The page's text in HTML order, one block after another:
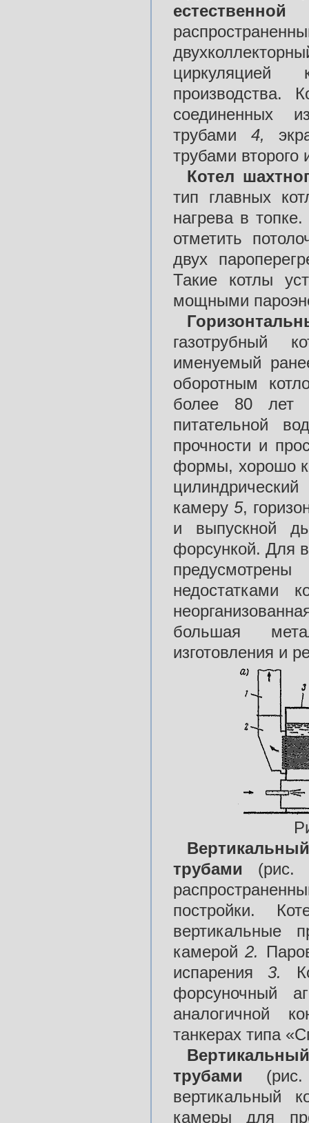
циркуляцией
производства.
соединенных
трубами 4,
трубами второго
Котел
тип главных
нагрева в
отметить
двух
Такие котлы
мощными
газотрубный
именуемый
оборотным
более 80 лет
питательной
прочности и
формы, хорошо
камеру 5,
и выпускной
форсункой. Для
недостатками
большая
изготовления и
трубами
постройки.
вертикальные
камерой2.
испарения3.
форсуночный
аналогичной
танкерах типа
трубами
вертикальный
камеры для